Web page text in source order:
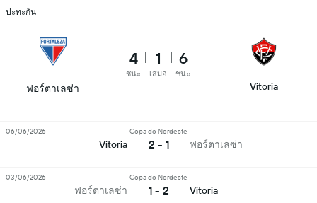
ปะทะกัน
ฟอร์ตาเลซ่า
4
ชนะ
1
เสมอ
6
ชนะ
Vitoria
Vitoria
Copa do Nordeste
2 - 1 ฟอร์ตาเลซ่า
06/06/2026
ฟอร์ตาเลซ่า
Copa do Nordeste
1 - 2 Vitoria
03/06/2026